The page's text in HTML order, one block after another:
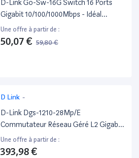
D-Link Go-Sw-16G Switch 16 Ports
Gigabit 10/100/1000Mbps - Idéal
Partage De Connexion Et Mise En
Réseau Small/Home Office
Une offre à partir de :
50,07 € 59,80 €
D Link -
D-Link Dgs-1210-28Mp/E
Commutateur Réseau Géré L2 Gigabit
Ethernet (10/100/1000) Connexion
Ethernet, Supportant L'Alimentation
Une offre à partir de :
393,98 €